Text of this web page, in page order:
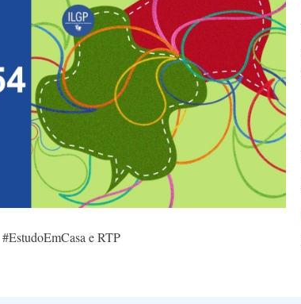
#EstudoEmCasa e RTP